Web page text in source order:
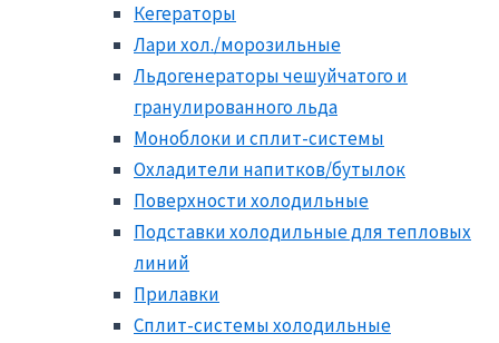
Кегераторы
Лари хол./морозильные
Льдогенераторы чешуйчатого и
гранулированного льда
Моноблоки и сплит-системы
Охладители напитков/бутылок
Поверхности холодильные
Подставки холодильные для тепловых
линий
Прилавки
Сплит-системы холодильные